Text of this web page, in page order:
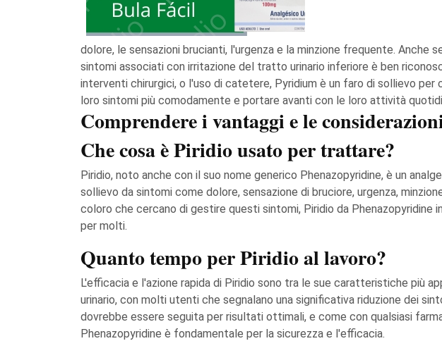
dolore, le sensazioni brucianti, l'urgenza e la minzione frequente. Anche
sintomi associati con irritazione del tratto urinario inferiore è ben
interventi chirurgici, o l'uso di catetere, Pyridium è un faro di sollievo
loro sintomi più comodamente e portare avanti con le loro attività
Comprendere i vantaggi e le
Che cosa è Piridio usato per trattare?
Piridio, noto anche con il suo nome generico Phenazopyridine, è un
sollievo da sintomi come dolore, sensazione di bruciore, urgenza,
coloro che cercano di gestire questi sintomi, Piridio da
per molti.
Quanto tempo per Piridio al lavoro?
L'efficacia e l'azione rapida di Piridio sono tra le sue caratteristiche più
urinario, con molti utenti che segnalano una significativa riduzione dei
dovrebbe essere seguita per risultati ottimali, e come con qualsiasi
Phenazopyridine è fondamentale per la sicurezza e l'efficacia.